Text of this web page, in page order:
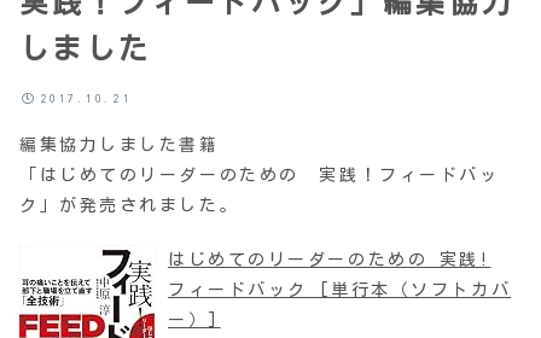
しました
2017.10.21
編集協力しました書籍
「はじめてのリーダーのための 実践！フィードバッ
ク」が発売されました。
はじめてのリーダーのための 実践!
フィードバック [単行本（ソフトカバ
ー）]